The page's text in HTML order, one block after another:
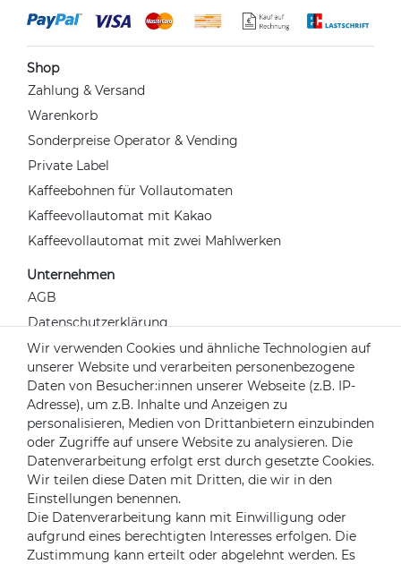
Shop
Zahlung & Versand
Warenkorb
Sonderpreise Operator & Vending
Private Label
Kaffeebohnen für Vollautomaten
Kaffeevollautomat mit Kakao
Kaffeevollautomat mit zwei Mahlwerken
Unternehmen
AGB
Datenschutzerklärung
Widerrufsrecht
Impressum
Kontakt
Über uns
Mein Konto
Login
Registrieren
Versandpartner
Wir verwenden Cookies und ähnliche Technologien auf
unserer Website und verarbeiten personenbezogene
Daten von Besucher:innen unserer Webseite (z.B. IP-
Adresse), um z.B. Inhalte und Anzeigen zu
personalisieren, Medien von Drittanbietern einzubinden
oder Zugriffe auf unsere Website zu analysieren. Die
Datenverarbeitung erfolgt erst durch gesetzte Cookies.
Wir teilen diese Daten mit Dritten, die wir in den
Einstellungen benennen.
Die Datenverarbeitung kann mit Einwilligung oder
aufgrund eines berechtigten Interesses erfolgen. Die
Zustimmung kann erteilt oder abgelehnt werden. Es